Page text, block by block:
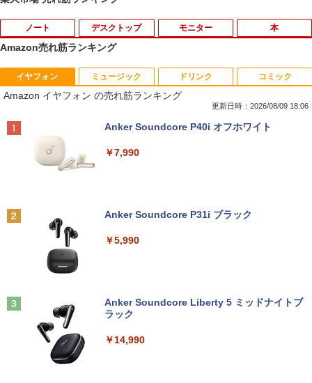
ノート
1
【ノートPC用】【あんしん3ヶ月に延長
保証】通常付属している30日の保証期間
が3ヶ月に延長されます。【単品購入・併
ノートパソコン専用】
￥1,000
2
【期間限定★新品無線マウス付】中古ノ
ートパソコン Windows11 Office2019搭
Core i3 Core i5 メモリ4GB/16GB SSD1
￥9,999
デスクトップ
1
中古パソコン | NEC | Mate MKM28L-3 |
Windows11 | デスクトップ | 一年保証 |
第8世代 | Core i5 8400 2.8(〜最大4.0)G
チ | 無線LAN:なし | Win11Pro64bit
￥12,000
2
HP ProDesk 400 G6 DM 【Core i5 1050
0T/メモリ16GB(DDR4)/SSD256GB(M.2
料】※沖縄・離島を除く
【正規永久版Office付き】ミニpc 【Intel
ini pc Windows11 Pro 超軽量 4コア/4ス
モニター
1
NEC AS223WM 液晶モニター 21.5イン
チワイド 白 ホワイト 1920×1080 （フル
HD）TN 白色LEDバックライト ミニ D-s
対応 スイッチ 【中古】
￥5,200
2
中古モニター | 液晶ディスプレイ | PHILI
PS | 243V5QHABA/11 | 23.6インチワイ
ト | スピーカー内蔵 | 3系統入力(VGA・D
【ポイント最大28倍】 lenovo モニター
本
1
宇宙兄弟（46） 【電子書籍】[ 小山宙哉
]
￥1,131
￥21,560
￥1,689
Amazon売れ筋ランキング
イヤフォン
Amazon イヤフォン の売れ筋ランキング
更新日時：2026/08/09 18:06
Anker Soundcore P40i オフホワイト
￥7,990
Anker Soundcore P31i ブラック
￥5,990
Anker Soundcore Liberty 5 ミッドナイトブ
ラック
￥14,990
ミュージック ドリンク コミック